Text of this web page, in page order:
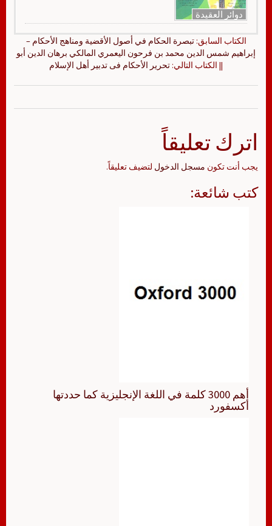
دوائر العقيدة
الكتاب السابق:تبصرة الحكام في أصول الأقضية ومناهج الأحكام –
إبراهيم شمس الدين محمد بن فرحون اليعمري المالكي برهان الدين أبو
|| الكتاب التالي: تحرير الأحكام فى تدبير أهل الإسلام
اترك تعليقاً
يجب أنت تكون مسجل الدخول لتضيف تعليقاً.
كتب شائعة:
أهم 3000 كلمة في اللغة الإنجليزية كما حددتها
أكسفورد